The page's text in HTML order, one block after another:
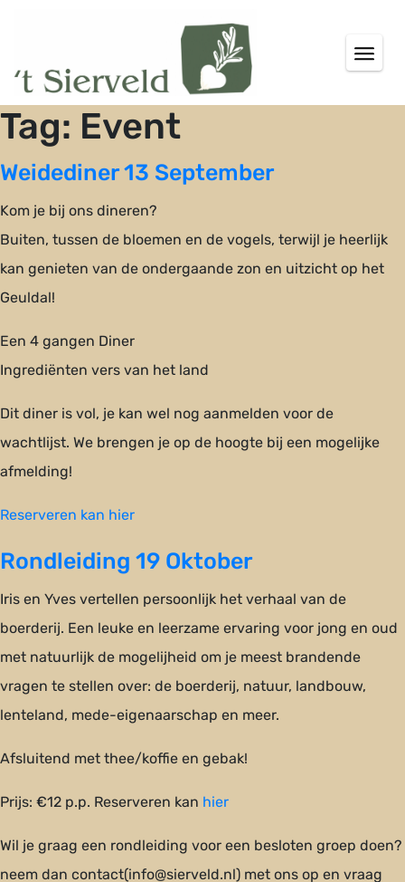
Tag: Event
Weidediner 13 September
Kom je bij ons dineren?
Buiten, tussen de bloemen en de vogels, terwijl je heerlijk
kan genieten van de ondergaande zon en uitzicht op het
Geuldal!
Een 4 gangen Diner
Ingrediënten vers van het land
Dit diner is vol, je kan wel nog aanmelden voor de
wachtlijst. We brengen je op de hoogte bij een mogelijke
afmelding!
Reserveren kan hier
Rondleiding 19 Oktober
Iris en Yves vertellen persoonlijk het verhaal van de
boerderij. Een leuke en leerzame ervaring voor jong en oud
met natuurlijk de mogelijheid om je meest brandende
vragen te stellen over: de boerderij, natuur, landbouw,
lenteland, mede-eigenaarschap en meer.
Afsluitend met thee/koffie en gebak!
Prijs: €12 p.p. Reserveren kan hier
Wil je graag een rondleiding voor een besloten groep doen?
neem dan contact(info@sierveld.nl) met ons op en vraag